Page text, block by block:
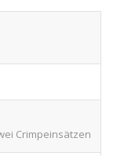
Crimpeinsätzen